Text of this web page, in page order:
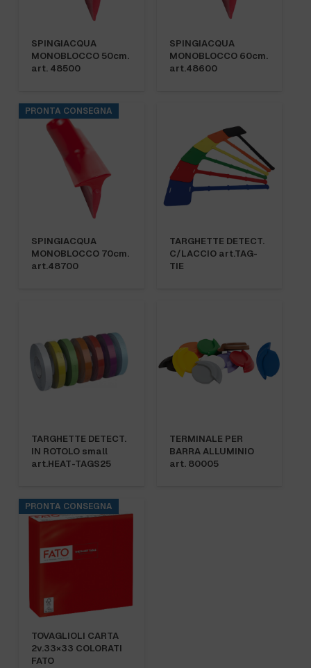
SPINGIACQUA
MONOBLOCCO 50cm.
art. 48500
SPINGIACQUA
MONOBLOCCO 60cm.
art.48600
PRONTA CONSEGNA
SPINGIACQUA
MONOBLOCCO 70cm.
art.48700
TARGHETTE DETECT.
C/LACCIO art.TAG-
TIE
TARGHETTE DETECT.
IN ROTOLO small
art.HEAT-TAGS25
TERMINALE PER
BARRA ALLUMINIO
art. 80005
PRONTA CONSEGNA
TOVAGLIOLI CARTA
2v.33×33 COLORATI
FATO